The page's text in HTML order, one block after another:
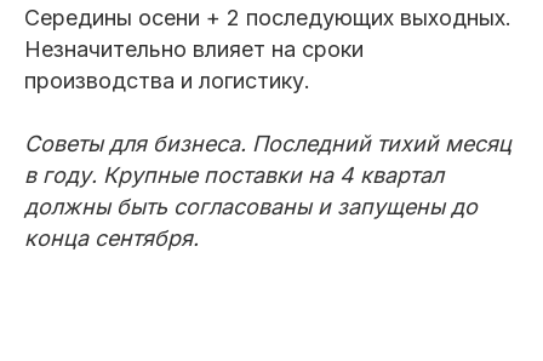
Середины осени + 2 последующих выходных.
Незначительно влияет на сроки
производства и логистику.
Советы для бизнеса. Последний тихий месяц
в году. Крупные поставки на 4 квартал
должны быть согласованы и запущены до
конца сентября.